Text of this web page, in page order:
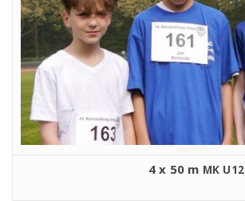
4 x 50 m MK U12